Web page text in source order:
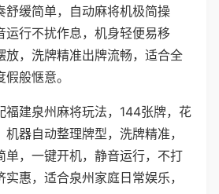
舒缓简单，自动麻将机极简操
运行不扰作息，机身轻便易移
放，洗牌精准出牌流畅，适合全
般惬意。
福建泉州麻将玩法，144张牌，花
器自动整理牌型，洗牌精准，
单，一键开机，静音运行，不打
惠，适合泉州家庭日常娱乐，